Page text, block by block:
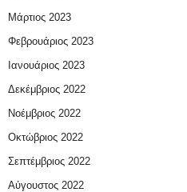
Μάρτιος 2023
Φεβρουάριος 2023
Ιανουάριος 2023
Δεκέμβριος 2022
Νοέμβριος 2022
Οκτώβριος 2022
Σεπτέμβριος 2022
Αύγουστος 2022